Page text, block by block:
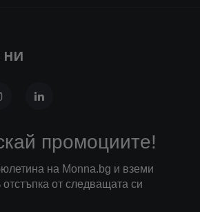
НИ
промоциите!
на Monna.bg и вземи
от следващата си